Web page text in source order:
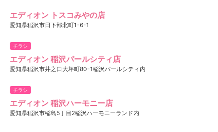
エディオン トスコみやの店
愛知県稲沢市日下部北町1-6-1
チラシ
エディオン 稲沢パールシティ店
愛知県稲沢市井之口大坪町80-1稲沢パールシティ内
チラシ
エディオン 稲沢ハーモニー店
愛知県稲沢市稲島5丁目2稲沢ハーモニーランド内